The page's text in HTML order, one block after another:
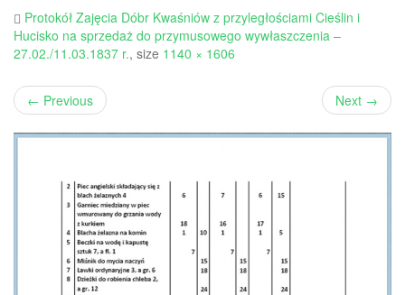
Protokół Zajęcia Dóbr Kwaśniów z przyległościami Cieślin i
Hucisko na sprzedaż do przymusowego wywłaszczenia –
27.02./11.03.1837 r., size 1140 × 1606
← Previous Next →